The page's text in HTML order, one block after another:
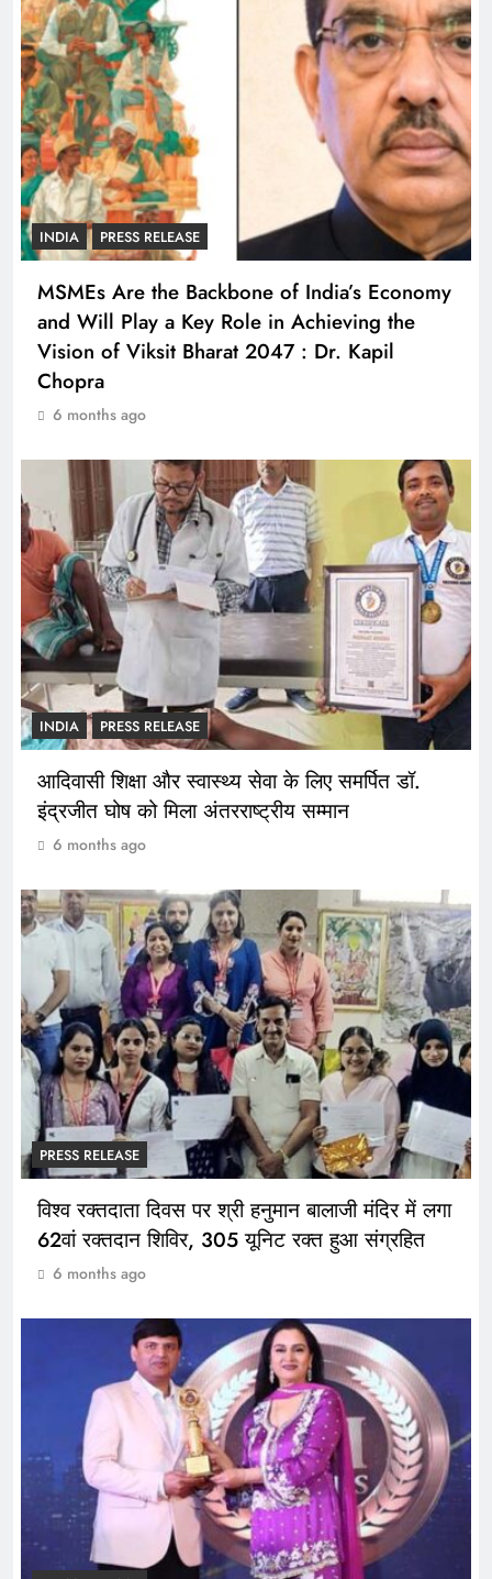
INDIA PRESS RELEASE
MSMEs Are the Backbone of India’s Economy
and Will Play a Key Role in Achieving the
Vision of Viksit Bharat 2047 : Dr. Kapil
Chopra
6 months ago
INDIA PRESS RELEASE
आदिवासी शिक्षा और स्वास्थ्य सेवा के लिए समर्पित डॉ.
इंद्रजीत घोष को मिला अंतरराष्ट्रीय सम्मान
6 months ago
PRESS RELEASE
विश्व रक्तदाता दिवस पर श्री हनुमान बालाजी मंदिर में लगा
62वां रक्तदान शिविर, 305 यूनिट रक्त हुआ संग्रहित
6 months ago